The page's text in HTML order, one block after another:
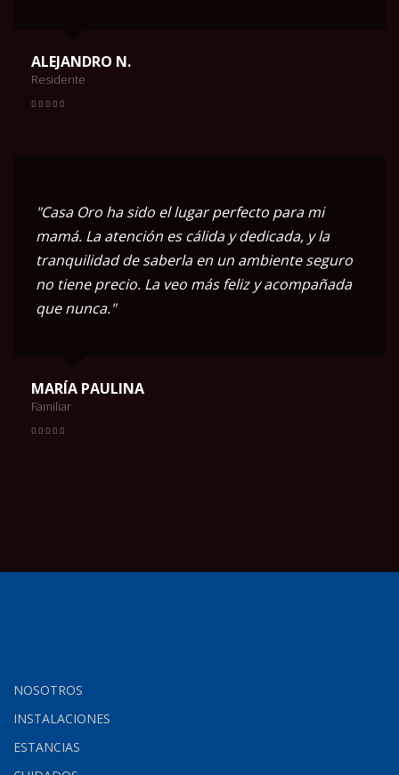
ALEJANDRO N.
Residente
"Casa Oro ha sido el lugar perfecto para mi
mamá. La atención es cálida y dedicada, y la
tranquilidad de saberla en un ambiente seguro
no tiene precio. La veo más feliz y acompañada
que nunca."
MARÍA PAULINA
Familiar
NOSOTROS
INSTALACIONES
ESTANCIAS